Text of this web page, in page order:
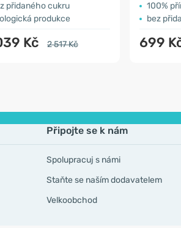
přidaného cukru
produkce
Kč 2 517 Kč
100%
bez
699
Připojte se k nám
Spolupracuj s námi
Staňte se naším dodavatelem
Velkoobchod